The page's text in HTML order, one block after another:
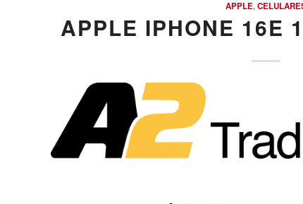
APPLE,
APPLE IPHONE 16E